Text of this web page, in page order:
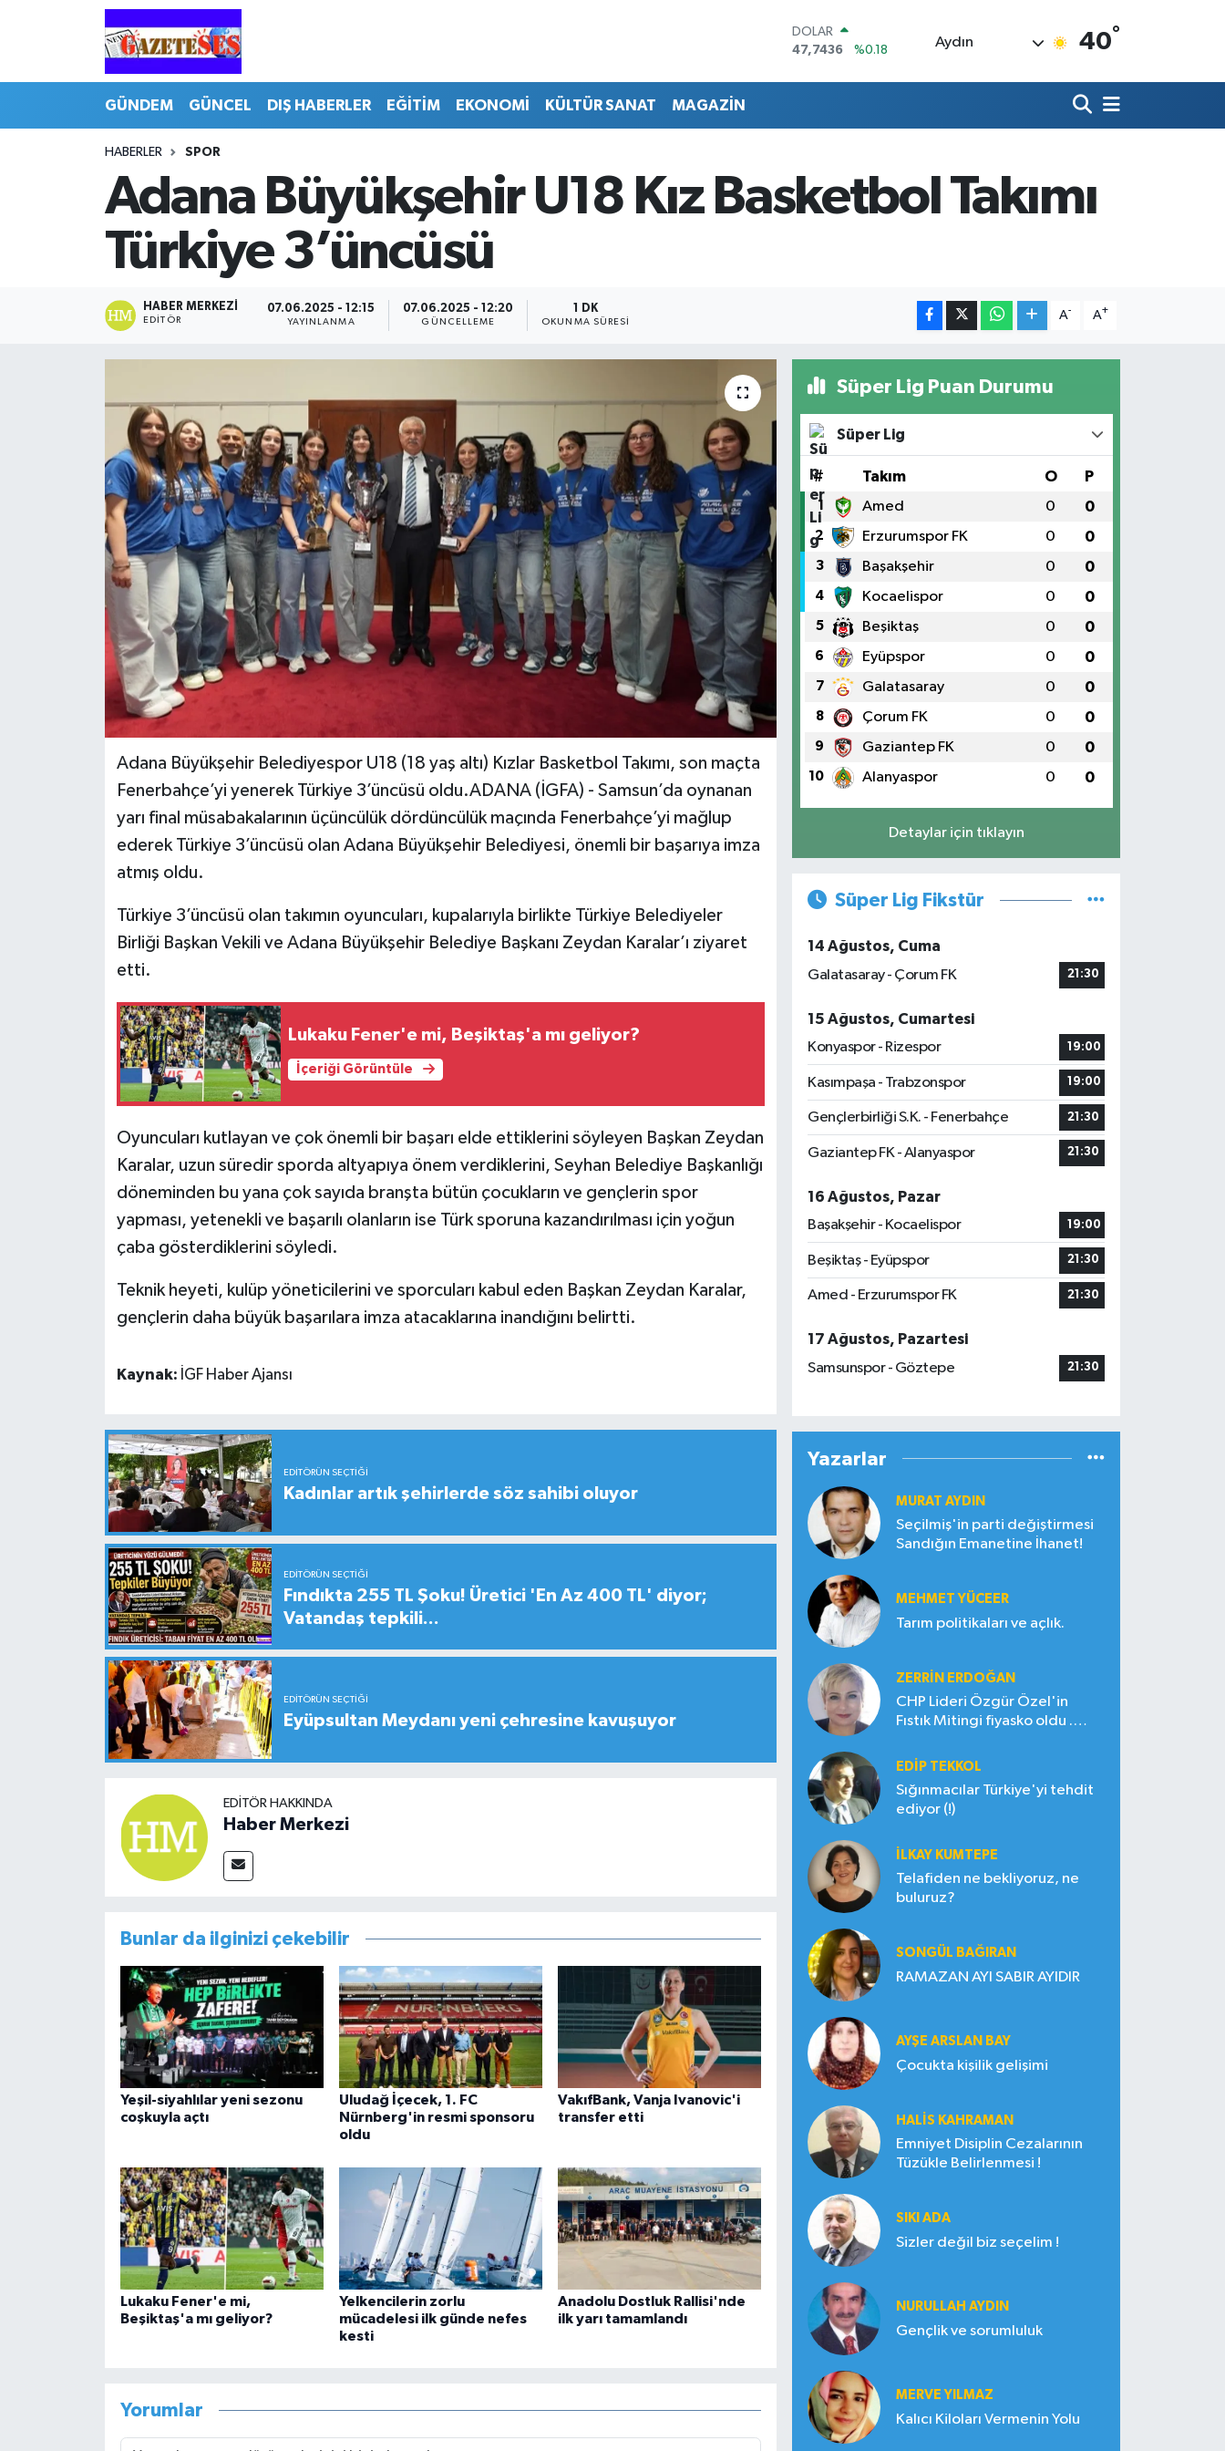
DOLAR
47,7436
%0.18
BİST100
13.779
%-14
BITCOIN
Aydın 40°
GÜNDEM GÜNCEL DIŞ HABERLER EĞİTİM EKONOMİ KÜLTÜR SANAT MAGAZİN
HABERLER SPOR
Adana Büyükşehir U18 Kız Basketbol Takımı
Türkiye 3’üncüsü
HABER MERKEZI
EDITÖR
07.06.2025 - 12:15
YAYINLANMA
07.06.2025 - 12:20
GÜNCELLEME
1 DK
OKUNMA SÜRESI
A- A+
Adana Büyükşehir Belediyespor U18 (18 yaş altı) Kızlar Basketbol Takımı, son maçta
Fenerbahçe’yi yenerek Türkiye 3’üncüsü oldu.ADANA (İGFA) - Samsun’da oynanan
yarı final müsabakalarının üçüncülük dördüncülük maçında Fenerbahçe’yi mağlup
ederek Türkiye 3’üncüsü olan Adana Büyükşehir Belediyesi, önemli bir başarıya imza
atmış oldu.
Türkiye 3’üncüsü olan takımın oyuncuları, kupalarıyla birlikte Türkiye Belediyeler
Birliği Başkan Vekili ve Adana Büyükşehir Belediye Başkanı Zeydan Karalar’ı ziyaret
etti.
Lukaku Fener'e mi, Beşiktaş'a mı geliyor?
İçeriği Görüntüle
Oyuncuları kutlayan ve çok önemli bir başarı elde ettiklerini söyleyen Başkan Zeydan
Karalar, uzun süredir sporda altyapıya önem verdiklerini, Seyhan Belediye Başkanlığı
döneminden bu yana çok sayıda branşta bütün çocukların ve gençlerin spor
yapması, yetenekli ve başarılı olanların ise Türk sporuna kazandırılması için yoğun
çaba gösterdiklerini söyledi.
Teknik heyeti, kulüp yöneticilerini ve sporcuları kabul eden Başkan Zeydan Karalar,
gençlerin daha büyük başarılara imza atacaklarına inandığını belirtti.
Kaynak: İGF Haber Ajansı
EDITÖRÜN SEÇTIĞI
Kadınlar artık şehirlerde söz sahibi oluyor
EDITÖRÜN SEÇTIĞI
Fındıkta 255 TL Şoku! Üretici 'En Az 400 TL' diyor;
Vatandaş tepkili...
EDITÖRÜN SEÇTIĞI
Eyüpsultan Meydanı yeni çehresine kavuşuyor
EDITÖR HAKKINDA
Haber Merkezi
Bunlar da ilginizi çekebilir
Yeşil-siyahlılar yeni sezonu
coşkuyla açtı
Uludağ İçecek, 1. FC
Nürnberg'in resmi sponsoru
oldu
VakıfBank, Vanja Ivanovic'i
transfer etti
Lukaku Fener'e mi,
Beşiktaş'a mı geliyor?
Yelkencilerin zorlu
mücadelesi ilk günde nefes
kesti
Anadolu Dostluk Rallisi'nde
ilk yarı tamamlandı
Yorumlar
Süper Lig Puan Durumu
Süper Lig
# Takım O P
1 Amed 0 0
2 Erzurumspor FK 0 0
3 Başakşehir 0 0
4 Kocaelispor 0 0
5 Beşiktaş 0 0
6 Eyüpspor 0 0
7 Galatasaray 0 0
8 Çorum FK 0 0
9 Gaziantep FK 0 0
10 Alanyaspor 0 0
Detaylar için tıklayın
Süper Lig Fikstür
14 Ağustos, Cuma
Galatasaray - Çorum FK
21:30
15 Ağustos, Cumartesi
Konyaspor - Rizespor
19:00
Kasımpaşa - Trabzonspor 19:00
Gençlerbirliği S.K. - Fenerbahçe 21:30
Gaziantep FK - Alanyaspor 21:30
16 Ağustos, Pazar
Başakşehir - Kocaelispor
19:00
Beşiktaş - Eyüpspor 21:30
Amed - Erzurumspor FK 21:30
17 Ağustos, Pazartesi
Samsunspor - Göztepe
21:30
Yazarlar
MURAT AYDIN
Seçilmiş'in parti değiştirmesi
Sandığın Emanetine İhanet!
MEHMET YÜCEER
Tarım politikaları ve açlık.
ZERRIN ERDOĞAN
CHP Lideri Özgür Özel'in
Fıstık Mitingi fiyasko oldu .
EDIP TEKKOL
Sığınmacılar Türkiye'yi tehdit
ediyor (!)
İLKAY KUMTEPE
Telafiden ne bekliyoruz, ne
buluruz?
SONGÜL BAĞIRAN
RAMAZAN AYI SABIR AYIDIR
AYŞE ARSLAN BAY
Çocukta kişilik gelişimi
HALIS KAHRAMAN
Emniyet Disiplin Cezalarının
Tüzükle Belirlenmesi !
SIKI ADA
Sizler değil biz seçelim !
NURULLAH AYDIN
Gençlik ve sorumluluk
MERVE YILMAZ
Kalıcı Kiloları Vermenin Yolu